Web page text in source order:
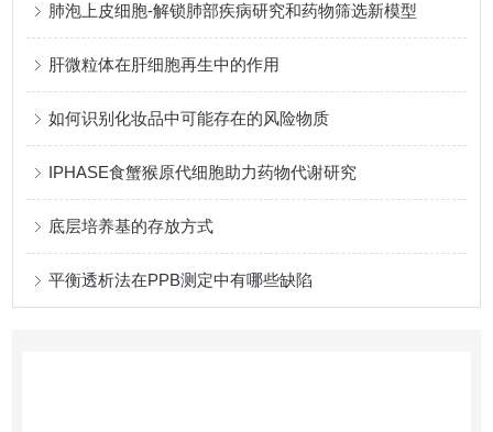
肺泡上皮细胞-解锁肺部疾病研究和药物筛选新模型
肝微粒体在肝细胞再生中的作用
如何识别化妆品中可能存在的风险物质
IPHASE食蟹猴原代细胞助力药物代谢研究
底层培养基的存放方式
平衡透析法在PPB测定中有哪些缺陷